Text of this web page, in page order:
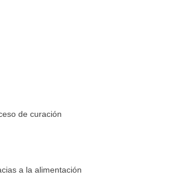
de curación
a la alimentación